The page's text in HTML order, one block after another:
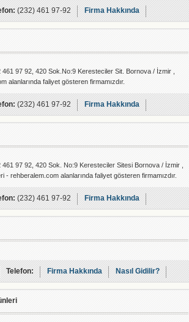
(232) 461 97-92
Firma Hakkında
97 92, 420 Sok.No:9 Keresteciler Sit. Bornova / İzmir ,
alanlarında faliyet gösteren firmamızdır.
(232) 461 97-92
Firma Hakkında
97 92, 420 Sok. No:9 Keresteciler Sitesi Bornova / İzmir ,
- rehberalem.com alanlarında faliyet gösteren firmamızdır.
(232) 461 97-92
Firma Hakkında
Telefon: Firma Hakkında Nasıl Gidilir?